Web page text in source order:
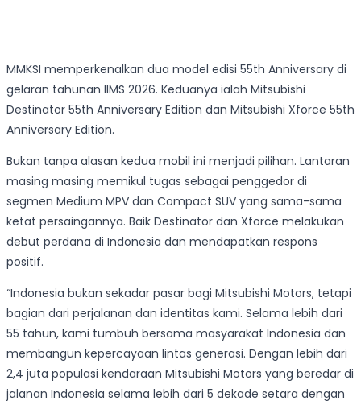
MMKSI memperkenalkan dua model edisi 55th Anniversary di
gelaran tahunan IIMS 2026. Keduanya ialah Mitsubishi
Destinator 55th Anniversary Edition dan Mitsubishi Xforce 55th
Anniversary Edition.
Bukan tanpa alasan kedua mobil ini menjadi pilihan. Lantaran
masing masing memikul tugas sebagai penggedor di
segmen Medium MPV dan Compact SUV yang sama-sama
ketat persaingannya. Baik Destinator dan Xforce melakukan
debut perdana di Indonesia dan mendapatkan respons
positif.
“Indonesia bukan sekadar pasar bagi Mitsubishi Motors, tetapi
bagian dari perjalanan dan identitas kami. Selama lebih dari
55 tahun, kami tumbuh bersama masyarakat Indonesia dan
membangun kepercayaan lintas generasi. Dengan lebih dari
2,4 juta populasi kendaraan Mitsubishi Motors yang beredar di
jalanan Indonesia selama lebih dari 5 dekade setara dengan